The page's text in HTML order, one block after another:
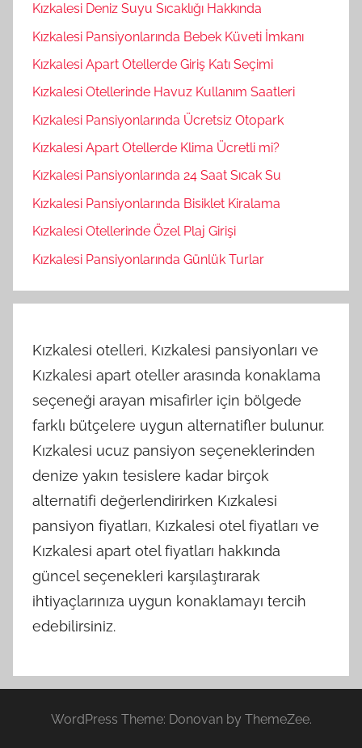
Kızkalesi Deniz Suyu Sıcaklığı Hakkında
Kızkalesi Pansiyonlarında Bebek Küveti İmkanı
Kızkalesi Apart Otellerde Giriş Katı Seçimi
Kızkalesi Otellerinde Havuz Kullanım Saatleri
Kızkalesi Pansiyonlarında Ücretsiz Otopark
Kızkalesi Apart Otellerde Klima Ücretli mi?
Kızkalesi Pansiyonlarında 24 Saat Sıcak Su
Kızkalesi Pansiyonlarında Bisiklet Kiralama
Kızkalesi Otellerinde Özel Plaj Girişi
Kızkalesi Pansiyonlarında Günlük Turlar
Kızkalesi otelleri, Kızkalesi pansiyonları ve
Kızkalesi apart oteller arasında konaklama
seçeneği arayan misafirler için bölgede
farklı bütçelere uygun alternatifler bulunur.
Kızkalesi ucuz pansiyon seçeneklerinden
denize yakın tesislere kadar birçok
alternatifi değerlendirirken Kızkalesi
pansiyon fiyatları, Kızkalesi otel fiyatları ve
Kızkalesi apart otel fiyatları hakkında
güncel seçenekleri karşılaştırarak
ihtiyaçlarınıza uygun konaklamayı tercih
edebilirsiniz.
WordPress Theme: Donovan by ThemeZee.